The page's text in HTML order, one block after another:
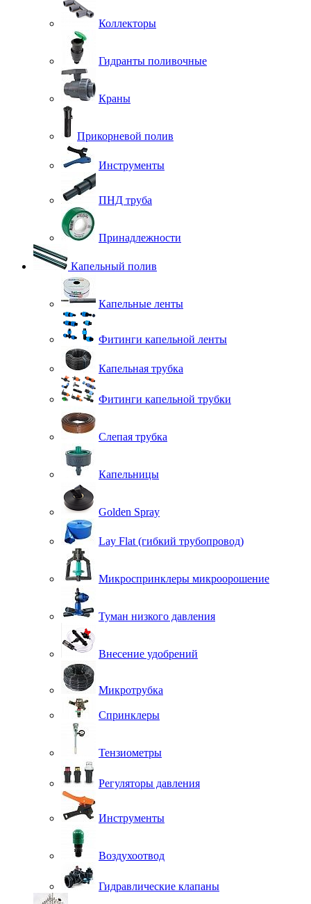
Коллекторы
Гидранты поливочные
Краны
Прикорневой полив
Инструменты
ПНД труба
Принадлежности
Капельный полив
Капельные ленты
Фитинги капельной ленты
Капельная трубка
Фитинги капельной трубки
Слепая трубка
Капельницы
Golden Spray
Lay Flat (гибкий трубопровод)
Микроспринклеры микроорошение
Туман низкого давления
Внесение удобрений
Микротрубка
Спринклеры
Тензиометры
Регуляторы давления
Инструменты
Воздухоотвод
Гидравлические клапаны